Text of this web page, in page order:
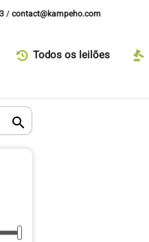
/contact@kampeho.com
Todos os leilões
